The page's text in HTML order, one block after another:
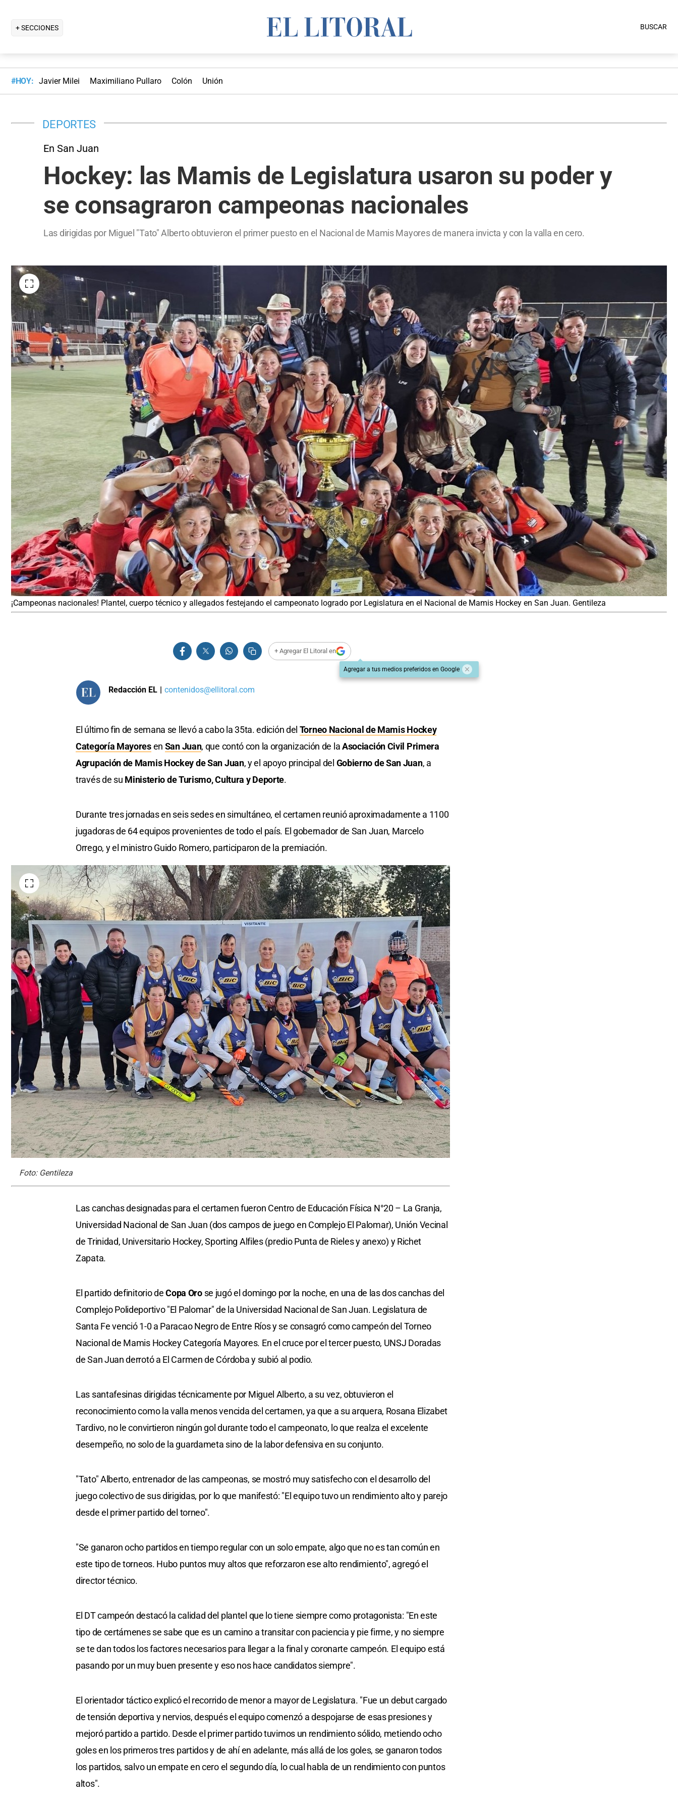
+ SECCIONES BUSCAR
#HOY: Javier Milei Maximiliano Pullaro Colón Unión
DEPORTES
En San Juan
Hockey: las Mamis de Legislatura usaron su poder y
se consagraron campeonas nacionales
Las dirigidas por Miguel "Tato" Alberto obtuvieron el primer puesto en el Nacional de Mamis Mayores de manera invicta y con la valla en cero.
¡Campeonas nacionales! Plantel, cuerpo técnico y allegados festejando el campeonato logrado por Legislatura en el Nacional de Mamis Hockey en San Juan. Gentileza
+ Agregar El Litoral en
Agregar a tus medios preferidos en Google
Redacción EL | contenidos@ellitoral.com
El último fin de semana se llevó a cabo la 35ta. edición del Torneo Nacional de Mamis Hockey
Categoría Mayoresen San Juan, que contó con la organización de laAsociación Civil Primera
Agrupación de Mamis Hockey de San Juan, y el apoyo principal del Gobierno de San Juan, a
través de su Ministerio de Turismo, Cultura y Deporte.
Durante tres jornadas en seis sedes en simultáneo, el certamen reunió aproximadamente a 1100
jugadoras de 64 equipos provenientes de todo el país. El gobernador de San Juan, Marcelo
Orrego, y el ministro Guido Romero, participaron de la premiación.
Foto: Gentileza
Las canchas designadas para el certamen fueron Centro de Educación Física N°20 – La Granja,
Universidad Nacional de San Juan (dos campos de juego en Complejo El Palomar), Unión Vecinal
de Trinidad, Universitario Hockey, Sporting Alfiles (predio Punta de Rieles y anexo) y Richet
Zapata.
El partido definitorio deCopa Orose jugó el domingo por la noche, en una de las dos canchas del
Complejo Polideportivo "El Palomar" de la Universidad Nacional de San Juan. Legislatura de
Santa Fe venció 1-0 a Paracao Negro de Entre Ríos y se consagró como campeón del Torneo
Nacional de Mamis Hockey Categoría Mayores. En el cruce por el tercer puesto, UNSJ Doradas
de San Juan derrotó a El Carmen de Córdoba y subió al podio.
Las santafesinas dirigidas técnicamente por Miguel Alberto, a su vez, obtuvieron el
reconocimiento como la valla menos vencida del certamen, ya que a su arquera, Rosana Elizabet
Tardivo, no le convirtieron ningún gol durante todo el campeonato, lo que realza el excelente
desempeño, no solo de la guardameta sino de la labor defensiva en su conjunto.
"Tato" Alberto, entrenador de las campeonas, se mostró muy satisfecho con el desarrollo del
juego colectivo de sus dirigidas, por lo que manifestó: "El equipo tuvo un rendimiento alto y parejo
desde el primer partido del torneo".
"Se ganaron ocho partidos en tiempo regular con un solo empate, algo que no es tan común en
este tipo de torneos. Hubo puntos muy altos que reforzaron ese alto rendimiento", agregó el
director técnico.
El DT campeón destacó la calidad del plantel que lo tiene siempre como protagonista: "En este
tipo de certámenes se sabe que es un camino a transitar con paciencia y pie firme, y no siempre
se te dan todos los factores necesarios para llegar a la final y coronarte campeón. El equipo está
pasando por un muy buen presente y eso nos hace candidatos siempre".
El orientador táctico explicó el recorrido de menor a mayor de Legislatura. "Fue un debut cargado
de tensión deportiva y nervios, después el equipo comenzó a despojarse de esas presiones y
mejoró partido a partido. Desde el primer partido tuvimos un rendimiento sólido, metiendo ocho
goles en los primeros tres partidos y de ahí en adelante, más allá de los goles, se ganaron todos
los partidos, salvo un empate en cero el segundo día, lo cual habla de un rendimiento con puntos
altos".